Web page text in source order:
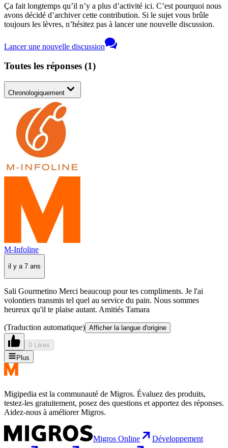
Ça fait longtemps qu’il n’y a plus d’activité ici. C’est pourquoi nous
avons décidé d’archiver cette contribution. Si le sujet vous brûle
toujours les lèvres, n’hésitez pas à lancer une nouvelle discussion.
Lancer une nouvelle discussion
Toutes les réponses (1)
Chronologiquement
M-Infoline
il y a 7 ans
Sali Gourmetino Merci beaucoup pour tes compliments. Je l'ai
volontiers transmis tel quel au service du pain. Nous sommes
heureux qu'il te plaise autant. Amitiés Tamara
(Traduction automatique) Afficher la langue d'origine
0 Likes
Plus
Migipedia est la communauté de Migros. Évaluez des produits,
testez-les gratuitement, posez des questions et apportez des réponses.
Aidez-nous à améliorer Migros.
Migros Online Développement